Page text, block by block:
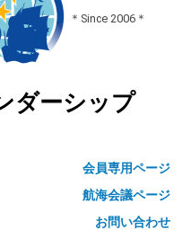
＊Since 2006＊
ダーシップ
会員専用ページ
航海会議ページ
お問い合わせ